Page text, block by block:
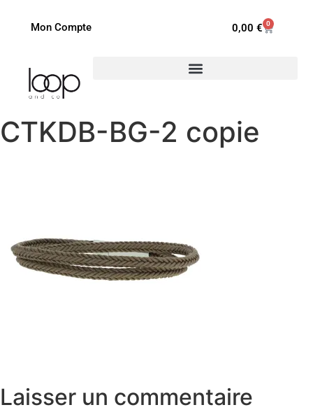
Mon Compte 0,00 € 0
CTKDB-BG-2 copie
Laisser un commentaire